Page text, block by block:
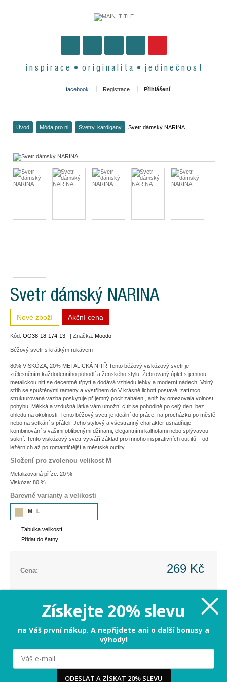
i n s p i r a c e • o r i g i n a l i t a • j e d i n e č n o s t
facebook Registrace Přihlášení
Úvod Móda pro ni Svetry, kardigany Svetr dámský NARINA
Svetr dámský NARINA
Nové zboží Akční cena
Kód: OO38-18-174-13 | Značka: Moodo
Béžový svetr s krátkým rukávem
80% VISKÓZA, 20% METALICKÁ NITŘ Tento béžový viskózový svetr je
ztělesněním každodenního pohodlí a ženského stylu. Žebrovaný úplet s jemnou
metalickou nití se decentně třpytí a dodává vzhledu lehký a moderní nádech. Volný
střih se spuštěnými rameny a výstřihem do V krásně lichotí postavě, zatímco
strukturovaná vazba poskytuje příjemný pocit zahalení, aniž by omezovala volnost
pohybu. Měkká a vzdušná látka vám umožní cítit se pohodlně po celý den, bez
ohledu na okolnosti. Tento béžový svetr je ideální do práce, na procházku po městě
nebo na setkání s přáteli. Jeho stylový a všestranný charakter usnadňuje
kombinování s vašimi oblíbenými džínami, elegantními kalhotami nebo splývavou
sukní. Tento viskózový svetr vytváří základ pro mnoho inspirativních outfitů – od
ležérních až po romantičtější a městské outfity.
Složení pro zvolenou velikost M
Metalizovaná příze: 20 %
Viskóza: 80 %
Barevné varianty a velikosti
M L
Tabulka velikostí
Přidat do šatny
Cena: 269 Kč
-630 Kč (-70%)
PŘIDAT DO KOŠÍKU
Milujeme cookies!
Získejte 20% slevu
na Váš první nákup. A nepřijdete ani o další bonusy a
výhody!
ODESLAT A ZÍSKAT 20% SLEVU